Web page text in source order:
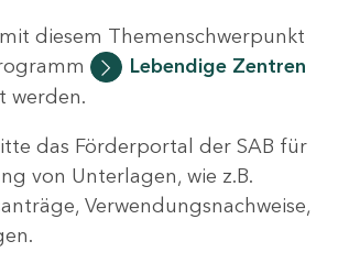
diesem Themenschwerpunkt
Lebendige Zentren
werden.
das Förderportal der SAB für
von Unterlagen, wie z.B.
Verwendungsnachweise,